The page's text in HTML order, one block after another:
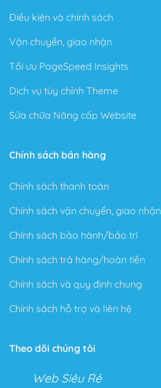
Điều kiện và chính sách
Vận chuyển, giao nhận
Tối ưu PageSpeed Insights
Dịch vụ tùy chỉnh Theme
Sửa chữa Nâng cấp Website
Chính sách bán hàng
Chính sách thanh toán
Chính sách vận chuyển, giao nhận
Chính sách bảo hành/bảo trì
Chính sách trả hàng/hoàn tiền
Chính sách và quy định chung
Chính sách hỗ trợ và liên hệ
Theo dõi chúng tôi
Web Siêu Rẻ